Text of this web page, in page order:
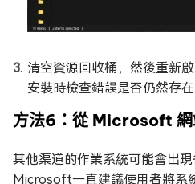
清空資源回收桶，然後重新
安裝時檢查錯誤是否仍然存在
方法6：從 Microsoft
其他渠道的作業系統可能會出
Microsoft一直建議使用者將系